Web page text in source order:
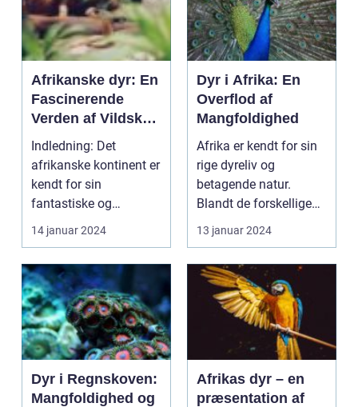
Afrikanske dyr: En
Fascinerende
Verden af Vildskab
og Skønhed
Indledning: Det
afrikanske kontinent er
kendt for sin
fantastiske og
ekstremt varierede
dyreliv. Fra...
14 januar 2024
Dyr i Afrika: En
Overflod af
Mangfoldighed
Afrika er kendt for sin
rige dyreliv og
betagende natur.
Blandt de forskellige
kontinenter er Afrika...
13 januar 2024
Dyr i Regnskoven:
Mangfoldighed og
Afrikas dyr – en
præsentation af